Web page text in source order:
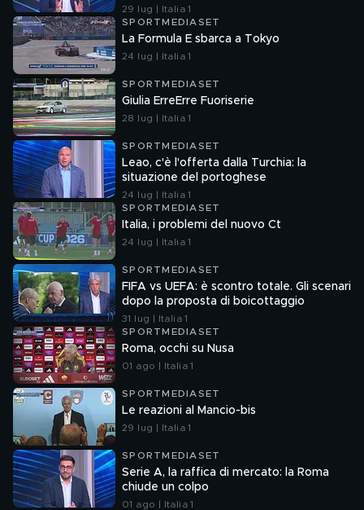
29 lug | Italia 1
SPORTMEDIASET
La Formula E sbarca a Tokyo
24 lug | Italia 1
SPORTMEDIASET
Giulia ErreErre Fuoriserie
28 lug | Italia 1
SPORTMEDIASET
Leao, c'è l'offerta dalla Turchia: la
situazione del portoghese
24 lug | Italia 1
SPORTMEDIASET
Italia, i problemi del nuovo Ct
24 lug | Italia 1
SPORTMEDIASET
FIFA vs UEFA: è scontro totale. Gli scenari
dopo la proposta di boicottaggio
31 lug | Italia 1
SPORTMEDIASET
Roma, occhi su Nusa
01 ago | Italia 1
SPORTMEDIASET
Le reazioni al Mancio-bis
29 lug | Italia 1
SPORTMEDIASET
Serie A, la raffica di mercato: la Roma
chiude un colpo
01 ago | Italia 1